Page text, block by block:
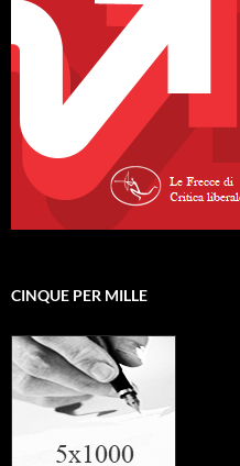
CINQUE PER MILLE